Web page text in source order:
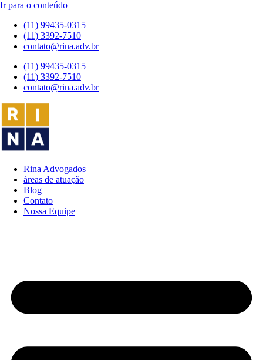
Ir para o conteúdo
(11) 99435-0315
(11) 3392-7510
contato@rina.adv.br
(11) 99435-0315
(11) 3392-7510
contato@rina.adv.br
Rina Advogados
áreas de atuação
Blog
Contato
Nossa Equipe